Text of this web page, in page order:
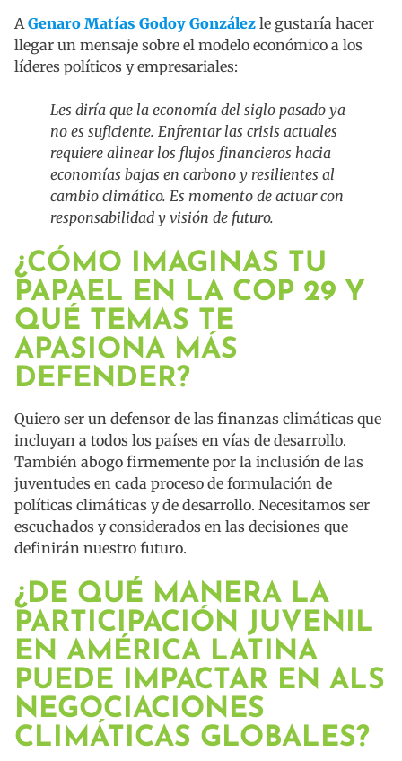
AGenaro Matías Godoy González le gustaría hacer
llegar un mensaje sobre el modelo económico a los
líderes políticos y empresariales:
Les diría que la economía del siglo pasado ya
no es suficiente. Enfrentar las crisis actuales
requiere alinear los flujos financieros hacia
economías bajas en carbono y resilientes al
cambio climático. Es momento de actuar con
responsabilidad y visión de futuro.
¿CÓMO IMAGINAS TU
PAPAEL EN LA COP 29 Y
QUÉ TEMAS TE
APASIONA MÁS
DEFENDER?
Quiero ser un defensor de las finanzas climáticas que
incluyan a todos los países en vías de desarrollo.
También abogo firmemente por la inclusión de las
juventudes en cada proceso de formulación de
políticas climáticas y de desarrollo. Necesitamos ser
escuchados y considerados en las decisiones que
definirán nuestro futuro.
¿DE QUÉ MANERA LA
PARTICIPACIÓN JUVENIL
EN AMÉRICA LATINA
PUEDE IMPACTAR EN ALS
NEGOCIACIONES
CLIMÁTICAS GLOBALES?